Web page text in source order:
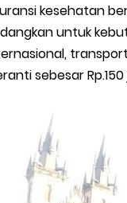
kesehatan
untuk
sebesar